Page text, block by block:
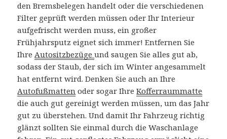
den Bremsbelegen handelt oder die verschiedenen
Filter geprüft werden müssen oder Ihr Interieur
aufgefrischt werden muss, ein großer
Frühjahrsputz eignet sich immer! Entfernen Sie
IhreAutositzbezügeund saugen Sie alles gut ab,
sodass der Staub, der sich im Winter angesammelt
hat entfernt wird. Denken Sie auch an Ihre
Autofußmatten oder sogar IhreKofferraummatte
die auch gut gereinigt werden müssen, um das Jahr
gut zu überstehen. Und damit Ihr Fahrzeug richtig
glänzt sollten Sie einmal durch die Waschanlage